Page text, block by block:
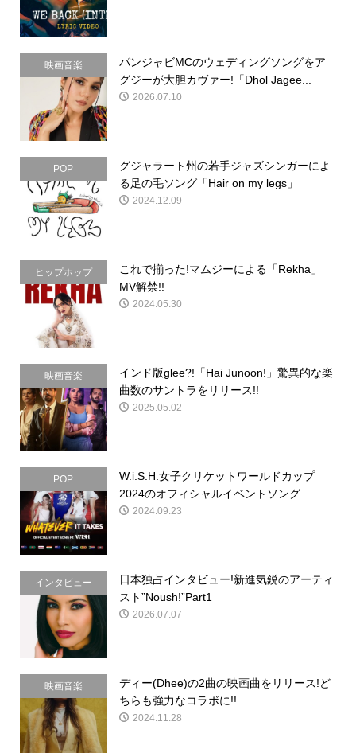
映画音楽
パンジャビMCのウェディングソングをア
グジーが大胆カヴァー!「Dhol Jagee...
2026.07.10
POP
グジャラート州の若手ジャズシンガーによ
る足の毛ソング「Hair on my legs」
2024.12.09
ヒップホップ
これで揃った!マムジーによる「Rekha」
MV解禁!!
2024.05.30
映画音楽
インド版glee?!「Hai Junoon!」驚異的な楽
曲数のサントラをリリース!!
2025.05.02
POP
W.i.S.H.女子クリケットワールドカップ
2024のオフィシャルイベントソング...
2024.09.23
インタビュー
日本独占インタビュー!新進気鋭のアーティ
スト”Noush!”Part1
2026.07.07
映画音楽
ディー(Dhee)の2曲の映画曲をリリース!ど
ちらも強力なコラボに!!
2024.11.28